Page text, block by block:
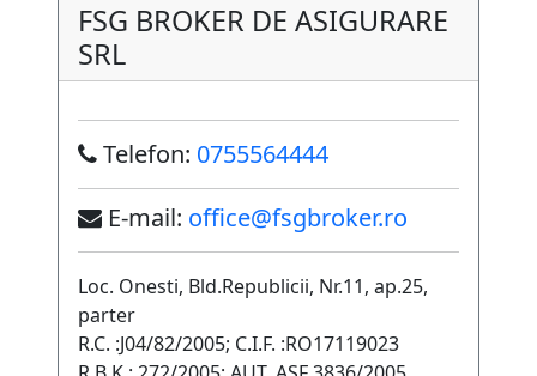
FSG BROKER DE ASIGURARE
SRL
Telefon: 0755564444
E-mail: office@fsgbroker.ro
Loc. Onesti, Bld.Republicii, Nr.11, ap.25,
parter
R.C. :J04/82/2005; C.I.F. :RO17119023